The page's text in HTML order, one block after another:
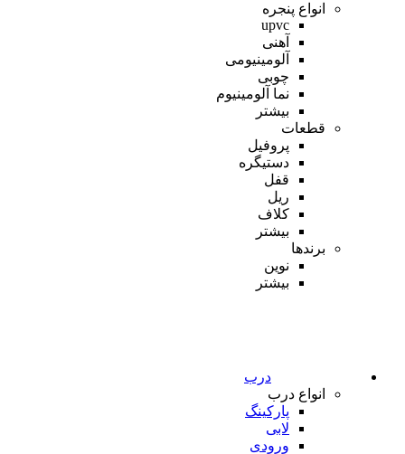
انواع پنجره
upvc
آهنی
آلومینیومی
چوبی
نما آلومینیوم
بیشتر
قطعات
پروفیل
دستیگره
قفل
ریل
کلاف
بیشتر
برندها
نوین
بیشتر
درب
انواع درب
پارکینگ
لابی
ورودی